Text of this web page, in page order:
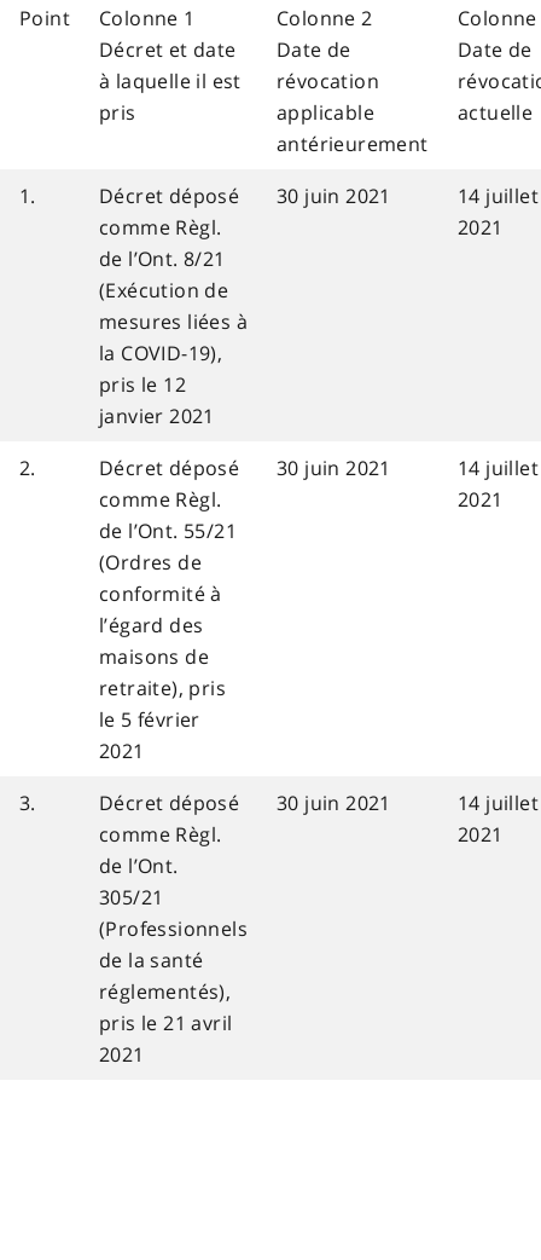
Point
Colonne 1
Décret et date
à laquelle il est
pris
Colonne 2
Date de
révocation
applicable
antérieurement
Colonne
Date de
actuelle
1.
Décret déposé
comme Règl.
de l’Ont. 8/21
(Exécution de
mesures liées à
la COVID-19),
pris le 12
janvier 2021
30 juin 2021
14 juillet
2021
2.
Décret déposé
comme Règl.
de l’Ont. 55/21
(Ordres de
conformité à
l’égard des
maisons de
retraite), pris
le 5 février
2021
30 juin 2021
14 juillet
2021
3.
Décret déposé
comme Règl.
de l’Ont.
305/21
(Professionnels
de la santé
réglementés),
pris le 21 avril
2021
30 juin 2021
14 juillet
2021